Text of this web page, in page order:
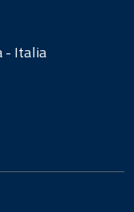
- Italia